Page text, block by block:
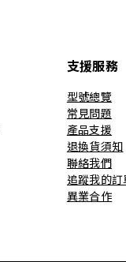
支援服務
型號總覽
常見問題
產品支援
退換貨須知
聯絡我們
追蹤我的訂
異業合作